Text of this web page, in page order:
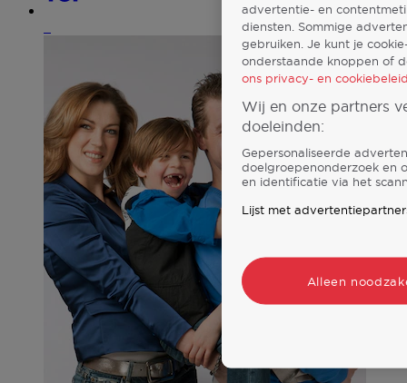
advertentie- en
diensten. Sommige
gebruiken. Je kunt je
onderstaande knoppen of
ons privacy- en
Wij en onze partners
doeleinden:
Gepersonaliseerde
doelgroepenonderzoek en
en identificatie via het
Lijst met
Alleen